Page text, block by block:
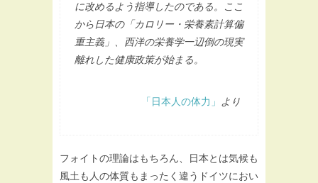
に改めるよう指導したのである。ここ
から日本の「カロリー・栄養素計算偏
重主義」、西洋の栄養学一辺倒の現実
離れした健康政策が始まる。
「日本人の体力」 より
フォイトの理論はもちろん、日本とは気候も
風土も人の体質もまったく違うドイツにおい